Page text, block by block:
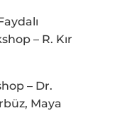
– R. Kır
– Dr.
Maya